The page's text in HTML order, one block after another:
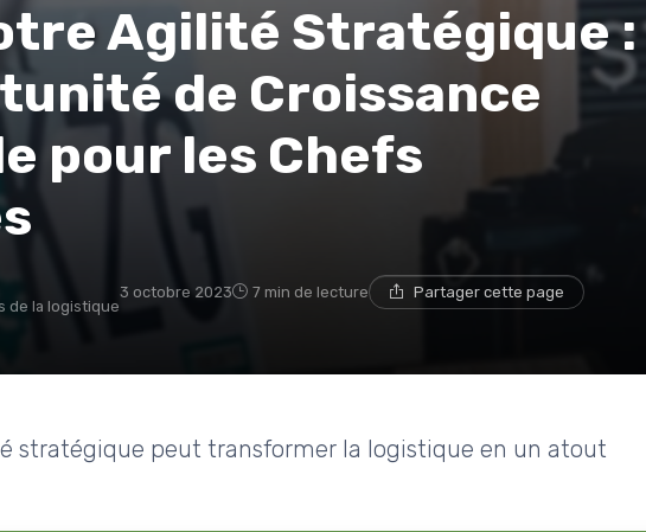
Agilité Stratégique :
de Croissance
pour les Chefs
de la logistique
3 octobre 2023 7 min de lecture Partager cette page
stratégique peut transformer la logistique en un atout